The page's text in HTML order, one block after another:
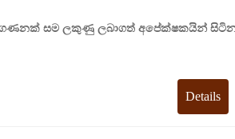
ගණනක් සම ලකුණු ලබාගත් අපේක්ෂකයින්
Details